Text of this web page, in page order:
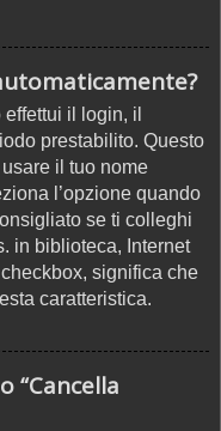
il login, il
prestabilito. Questo
il tuo nome
l’opzione quando
se ti colleghi
in biblioteca, Internet
significa che
caratteristica.
“Cancella